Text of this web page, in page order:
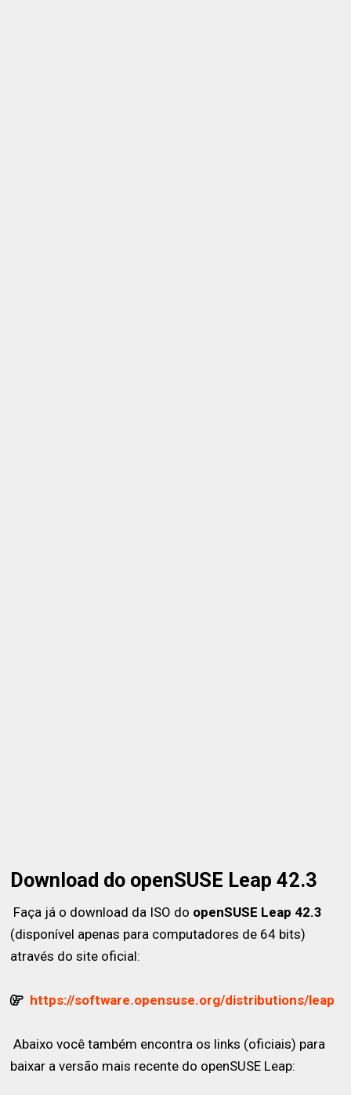
Download do openSUSE Leap 42.3
Faça já o download da ISO do openSUSE Leap 42.3
(disponível apenas para computadores de 64 bits)
através do site oficial:
https://software.opensuse.org/distributions/leap
Abaixo você também encontra os links (oficiais) para
baixar a versão mais recente do openSUSE Leap: